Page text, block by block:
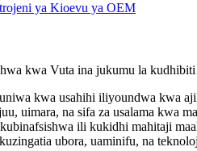
kwa Vuta ina jukumu la
kwa usahihi iliyoundwa kwa
uimara, na sifa za usalama kwa
ili kukidhi mahitaji
ubora, uaminifu, na